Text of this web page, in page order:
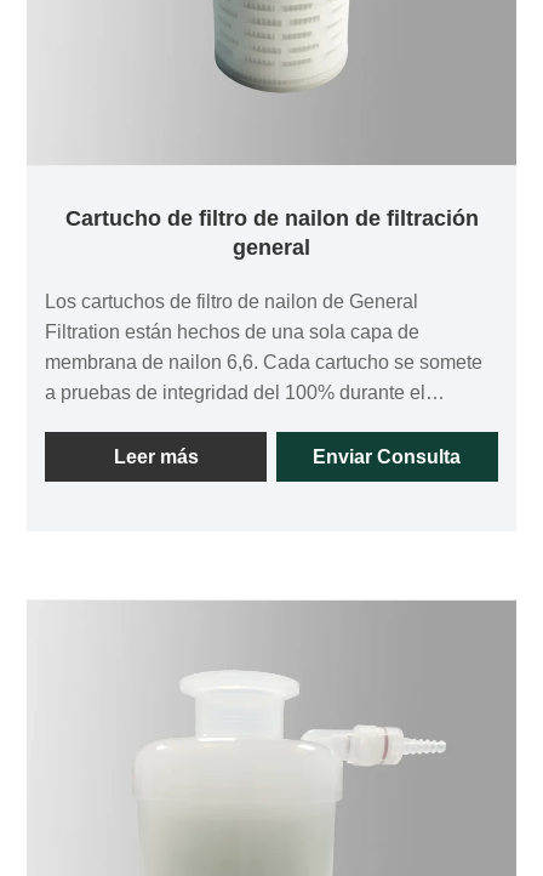
Cartucho de filtro de nailon de filtración
general
Los cartuchos de filtro de nailon de General
Filtration están hechos de una sola capa de
membrana de nailon 6,6. Cada cartucho se somete
a pruebas de integridad del 100% durante el
eliminación efectiva de partículas finas y
microorganismos dañinos de los líquidos, así como
nailon ofrecen una amplia compatibilidad química.
Leer más Enviar Consulta